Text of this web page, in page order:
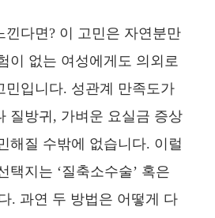
낀다면? 이 고민은 자연분만
이 없는 여성에게도 의외로
민입니다. 성관계 만족도가
질방귀, 가벼운 요실금 증상
해질 수밖에 없습니다. 이럴
택지는 ‘질축소수술’ 혹은
. 과연 두 방법은 어떻게 다